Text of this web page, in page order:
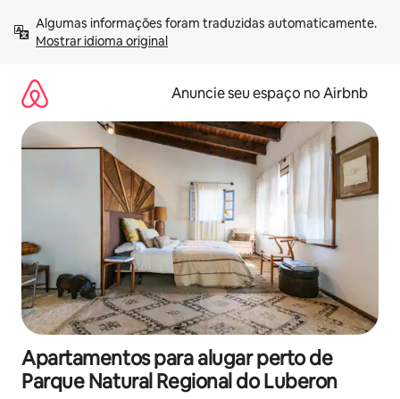
para
Mostrar idioma original
Anuncie seu espaço no Airbnb
Apartamentos para alugar perto de
Parque Natural Regional do Luberon